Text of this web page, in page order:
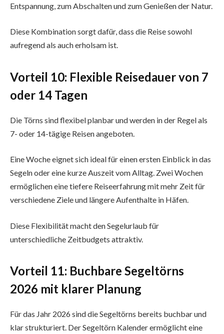
Entspannung, zum Abschalten und zum Genießen der Natur.
Diese Kombination sorgt dafür, dass die Reise sowohl
aufregend als auch erholsam ist.
Vorteil 10: Flexible Reisedauer von 7
oder 14 Tagen
Die Törns sind flexibel planbar und werden in der Regel als
7- oder 14-tägige Reisen angeboten.
Eine Woche eignet sich ideal für einen ersten Einblick in das
Segeln oder eine kurze Auszeit vom Alltag. Zwei Wochen
ermöglichen eine tiefere Reiseerfahrung mit mehr Zeit für
verschiedene Ziele und längere Aufenthalte in Häfen.
Diese Flexibilität macht den Segelurlaub für
unterschiedliche Zeitbudgets attraktiv.
Vorteil 11: Buchbare Segeltörns
2026 mit klarer Planung
Für das Jahr 2026 sind die Segeltörns bereits buchbar und
klar strukturiert. Der Segeltörn Kalender ermöglicht eine